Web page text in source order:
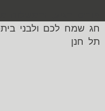
פורים הגיע,
חג שמח לכם ולבני
תל חנן